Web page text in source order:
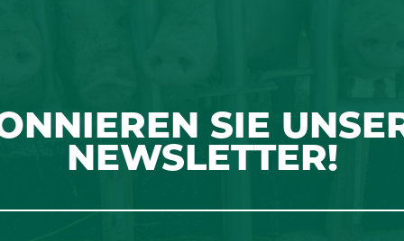
SIE
NEWSLETTER!